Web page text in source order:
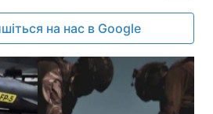
на нас в Google